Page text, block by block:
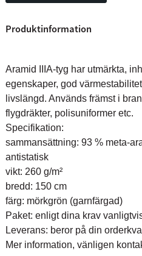
Produktinformation
Aramid IIIA-tyg har utmärkta,
egenskaper, god
livslängd. Används främst i
flygdräkter, polisuniformer etc.
Specifikation:
sammansättning: 93 % meta-
antistatisk
vikt: 260 g/m²
bredd: 150 cm
färg: mörkgrön (garnfärgad)
Paket: enligt dina krav
Leverans: beror på din
Mer information, vänligen